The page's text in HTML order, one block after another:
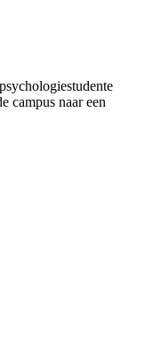
campus naar een